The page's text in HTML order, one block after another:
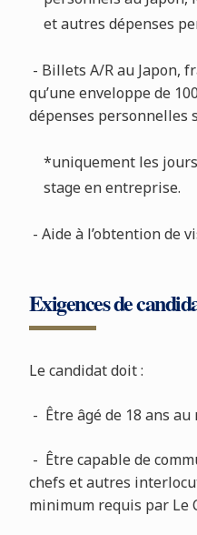
et autres dépenses
- Billets A/R au Japon,
qu’une enveloppe de
dépenses personnelles
*uniquement les
stage en entreprise.
- Aide à l’obtention de
Exigences de
Le candidat doit :
- Être âgé de 18 ans
- Être capable de
chefs et autres
minimum requis par Le